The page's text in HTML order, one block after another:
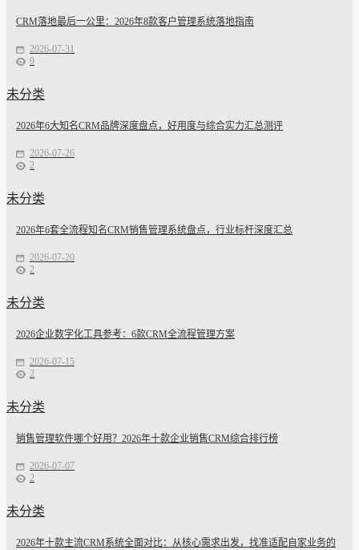
CRM落地最后一公里：2026年8款客户管理系统落地指南
2026-07-31
9
未分类
2026年6大知名CRM品牌深度盘点，好用度与综合实力汇总测评
2026-07-26
2
未分类
2026年6套全流程知名CRM销售管理系统盘点，行业标杆深度汇总
2026-07-20
2
未分类
2026企业数字化工具参考：6款CRM全流程管理方案
2026-07-15
2
未分类
销售管理软件哪个好用？2026年十款企业销售CRM综合排行榜
2026-07-07
2
未分类
2026年十款主流CRM系统全面对比：从核心需求出发，找准适配自家业务的